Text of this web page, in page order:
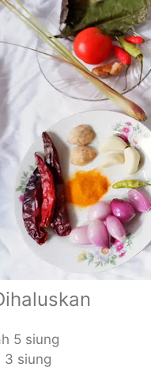
5 siung
3 siung